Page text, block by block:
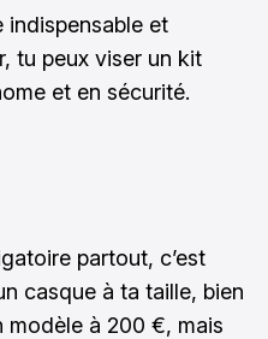
indispensable et
tu peux viser un kit
et en sécurité.
partout, c’est
casque à ta taille, bien
modèle à 200 €, mais